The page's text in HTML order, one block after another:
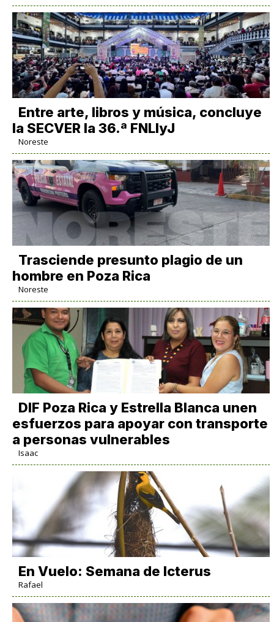
Entre arte, libros y música, concluye
la SECVER la 36.ª FNLIyJ
Noreste
Trasciende presunto plagio de un
hombre en Poza Rica
Noreste
DIF Poza Rica y Estrella Blanca unen
esfuerzos para apoyar con transporte
a personas vulnerables
Isaac
En Vuelo: Semana de Icterus
Rafael